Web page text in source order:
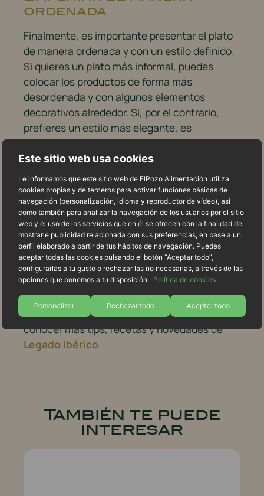
Este sitio web usa cookies
Le informamos que este sitio web de ElPozo Alimentación utiliza
cookies propias y de terceros para activar funciones básicas de
navegación (personalización, idioma y reproductor de vídeo), así
como también para analizar la navegación de los usuarios por el sitio
web y el uso de los servicios que en él se ofrecen con la finalidad de
mostrarle publicidad relacionada con sus preferencias, en base a un
perfil elaborado a partir de tus hábitos de navegación. Puedes
aceptar todas las cookies pulsando el botón “Aceptar todo”,
configurarlas a tu gusto o rechazar las no necesarias, a través de las
opciones que ponemos a tu disposición. Política de cookies
Personalizar Rechazar todo Aceptar todo
ordenada
Finalmente, es importante presentar el plato
de manera ordenada y con un estilo definido.
Si quieres un plato más informal, puedes
colocar los productos de forma más
desordenada y con algunos elementos
decorativos alrededor. Si, por el contrario,
prefieres un estilo más elegante, es
recomendable colocar los productos de forma
ordenada y simétrica.
Sin duda alguna, un buen emplatado con
nuestros productos Legado Ibérico hará que
tus comensales experimenten momentos
únicos. ¡Disfruta de tus platos con estilo y
buen gusto!
Recuerda visitar nuestros perfiles enRedes
Socialespara estar al día de todas nuestras
sugerencias. Visita nuestra página de
y nuestro perfil de Instagram
conocer más tips, recetas y novedades de
Legado Ibérico.
También te puede
interesar